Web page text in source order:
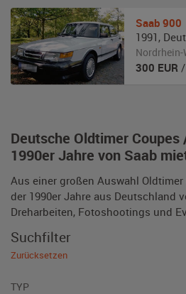
Deutsche Oldtimer
1990er Jahre von Saab
Aus einer großen Auswahl
der 1990er Jahre aus Deutschland
Dreharbeiten, Fotoshootings und
Saab 900
1991 ,
300 EUR
Suchfilter
Zurücksetzen
TYP